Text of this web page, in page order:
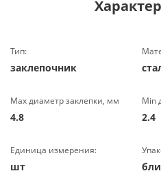
Тип:
заклепочник
Max диаметр заклепки, мм
4.8
Min
2.4
Единица измерения:
шт